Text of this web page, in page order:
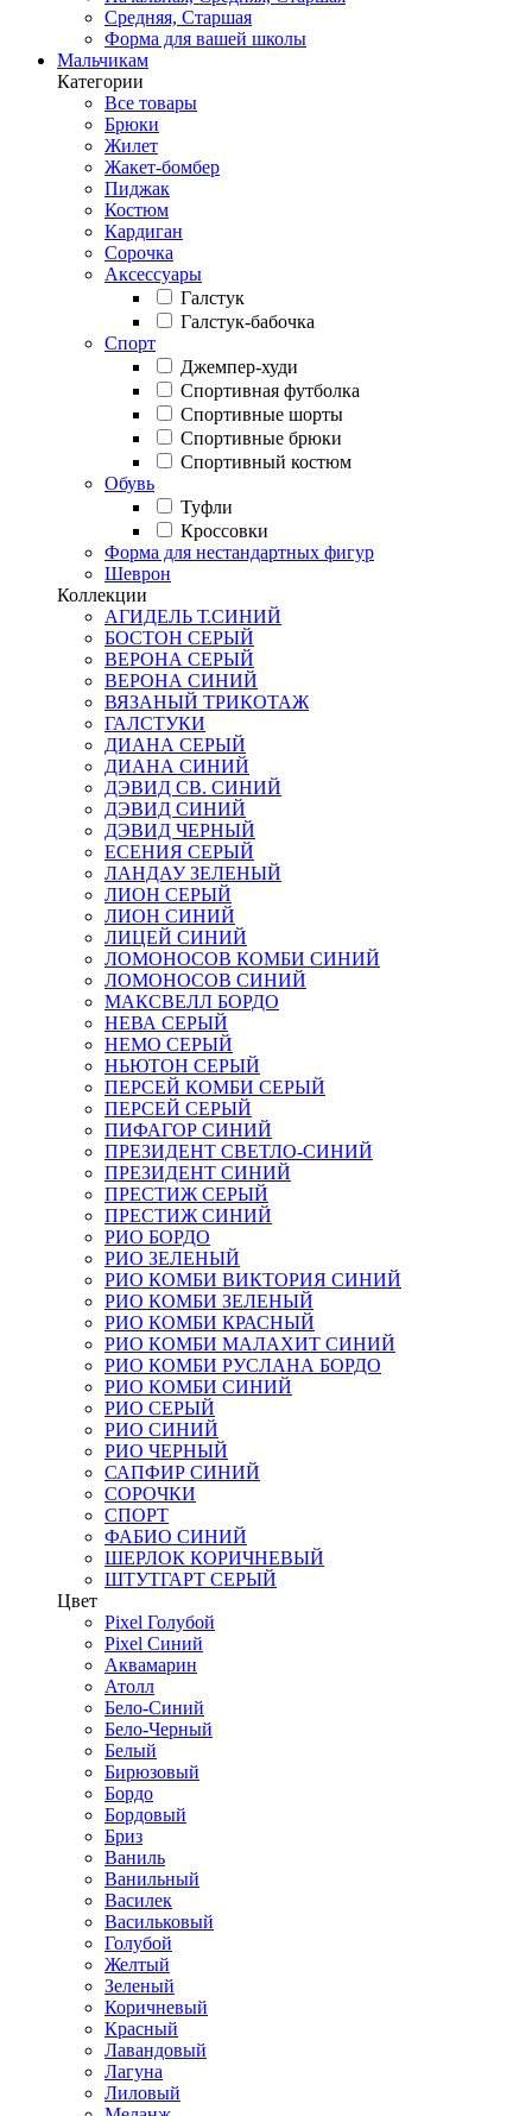
Средняя, Старшая
Форма для вашей школы
Мальчикам
Категории
Все товары
Брюки
Жилет
Жакет-бомбер
Пиджак
Костюм
Кардиган
Сорочка
Аксессуары
Галстук
Галстук-бабочка
Спорт
Джемпер-худи
Спортивная футболка
Спортивные шорты
Спортивные брюки
Спортивный костюм
Обувь
Туфли
Кроссовки
Форма для нестандартных фигур
Шеврон
Коллекции
АГИДЕЛЬ Т.СИНИЙ
БОСТОН СЕРЫЙ
ВЕРОНА СЕРЫЙ
ВЕРОНА СИНИЙ
ВЯЗАНЫЙ ТРИКОТАЖ
ГАЛСТУКИ
ДИАНА СЕРЫЙ
ДИАНА СИНИЙ
ДЭВИД СВ. СИНИЙ
ДЭВИД СИНИЙ
ДЭВИД ЧЕРНЫЙ
ЕСЕНИЯ СЕРЫЙ
ЛАНДАУ ЗЕЛЕНЫЙ
ЛИОН СЕРЫЙ
ЛИОН СИНИЙ
ЛИЦЕЙ СИНИЙ
ЛОМОНОСОВ КОМБИ СИНИЙ
ЛОМОНОСОВ СИНИЙ
МАКСВЕЛЛ БОРДО
НЕВА СЕРЫЙ
НЕМО СЕРЫЙ
НЬЮТОН СЕРЫЙ
ПЕРСЕЙ КОМБИ СЕРЫЙ
ПЕРСЕЙ СЕРЫЙ
ПИФАГОР СИНИЙ
ПРЕЗИДЕНТ СВЕТЛО-СИНИЙ
ПРЕЗИДЕНТ СИНИЙ
ПРЕСТИЖ СЕРЫЙ
ПРЕСТИЖ СИНИЙ
РИО БОРДО
РИО ЗЕЛЕНЫЙ
РИО КОМБИ ВИКТОРИЯ СИНИЙ
РИО КОМБИ ЗЕЛЕНЫЙ
РИО КОМБИ КРАСНЫЙ
РИО КОМБИ МАЛАХИТ СИНИЙ
РИО КОМБИ РУСЛАНА БОРДО
РИО КОМБИ СИНИЙ
РИО СЕРЫЙ
РИО СИНИЙ
РИО ЧЕРНЫЙ
САПФИР СИНИЙ
СОРОЧКИ
СПОРТ
ФАБИО СИНИЙ
ШЕРЛОК КОРИЧНЕВЫЙ
ШТУТГАРТ СЕРЫЙ
Цвет
Pixel Голубой
Pixel Синий
Аквамарин
Атолл
Бело-Синий
Бело-Черный
Белый
Бирюзовый
Бордо
Бордовый
Бриз
Ваниль
Ванильный
Василек
Васильковый
Голубой
Желтый
Зеленый
Коричневый
Красный
Лавандовый
Лагуна
Лиловый